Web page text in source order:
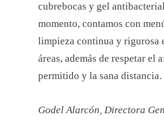
cubrebocas y gel
momento, contamos con
limpieza continua y rigurosa
áreas, además de respetar el
permitido y la sana distancia.
Godel Alarcón, Directora